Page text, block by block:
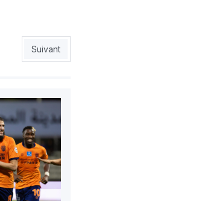
Article suivant : Coupe de la
Suivant